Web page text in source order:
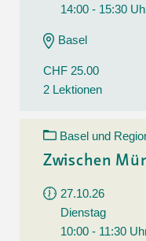
14:00 - 15:30
Basel
CHF 25.00
2 Lektionen
Basel und
Zwischen
27.10.26
Dienstag
10:00 - 11:30